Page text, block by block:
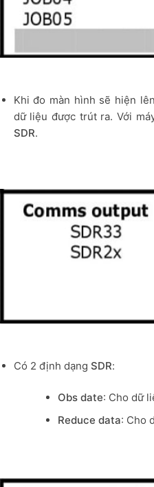
Khi đo màn hình sẽ hiện
dữ liệu được trút ra. Với
SDR.
Có 2 định dạng SDR:
Obs date: Cho dữ
Reduce data: Cho